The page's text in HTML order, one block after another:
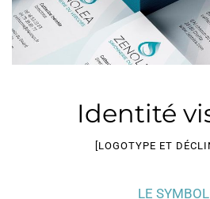
Identité
[LOGOTYPE ET
LE